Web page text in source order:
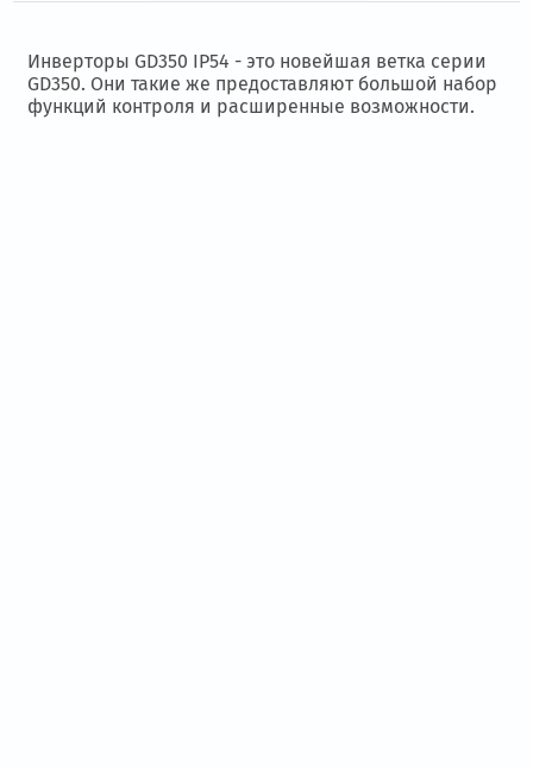
Инверторы GD350 IP54 - это новейшая ветка серии
GD350. Они такие же предоставляют большой набор
функций контроля и расширенные возможности.